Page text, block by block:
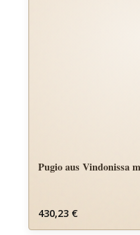
Pugio aus Vindonissa
Regulärer Preis:
430,23 €